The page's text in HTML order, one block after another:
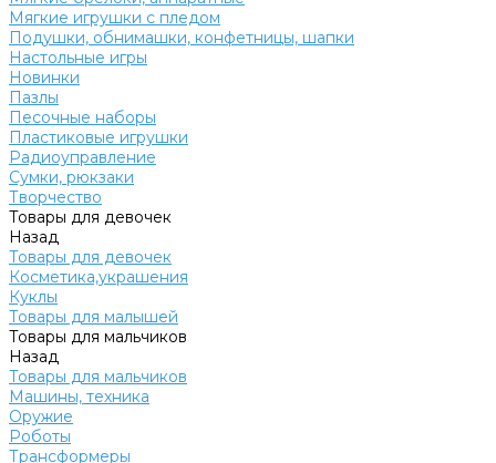
Мягкие игрушки с пледом
Подушки, обнимашки, конфетницы, шапки
Настольные игры
Новинки
Пазлы
Песочные наборы
Пластиковые игрушки
Радиоуправление
Сумки, рюкзаки
Творчество
Товары для девочек
Назад
Товары для девочек
Косметика,украшения
Куклы
Товары для малышей
Товары для мальчиков
Назад
Товары для мальчиков
Машины, техника
Оружие
Роботы
Трансформеры